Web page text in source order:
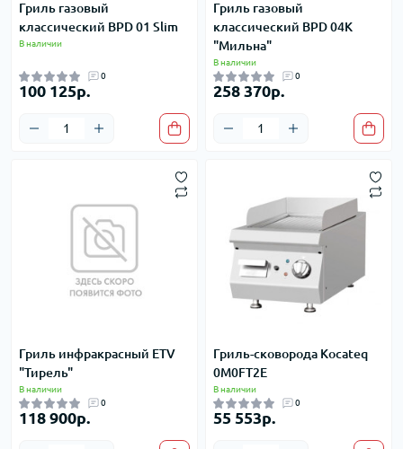
Гриль газовый
классический BPD 01 Slim
В наличии
0
100 125р.
Гриль газовый
классический BPD 04K
"Мильна"
В наличии
0
258 370р.
Гриль инфракрасный ETV
"Тирель"
В наличии
0
118 900р.
Гриль-сковорода Kocateq
0M0FT2E
В наличии
0
55 553р.